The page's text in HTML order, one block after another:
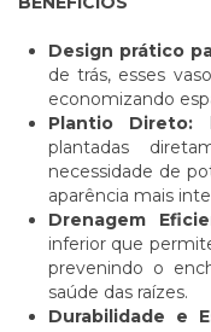
Design prático
de trás, esses
economizando
Plantio Direto:
plantadas
necessidade de
aparência mais
Drenagem
inferior que
prevenindo o
saúde das raízes.
Durabilidade e